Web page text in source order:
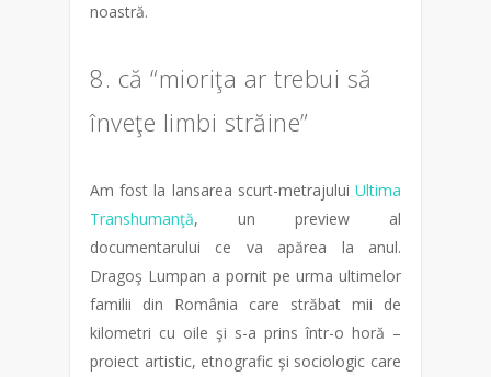
noastră.
8. că “mioriţa ar trebui să
înveţe limbi străine”
Am fost la lansarea scurt-metrajului Ultima
Transhumanţă, un preview al
documentarului ce va apărea la anul.
Dragoş Lumpan a pornit pe urma ultimelor
familii din România care străbat mii de
kilometri cu oile şi s-a prins într-o horă –
proiect artistic, etnografic şi sociologic care